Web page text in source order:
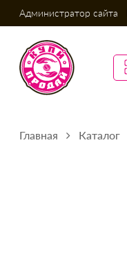
Администратор сайта
Главная Каталог